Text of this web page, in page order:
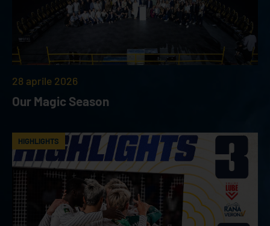
28 aprile 2026
Our Magic Season
HIGHLIGHTS